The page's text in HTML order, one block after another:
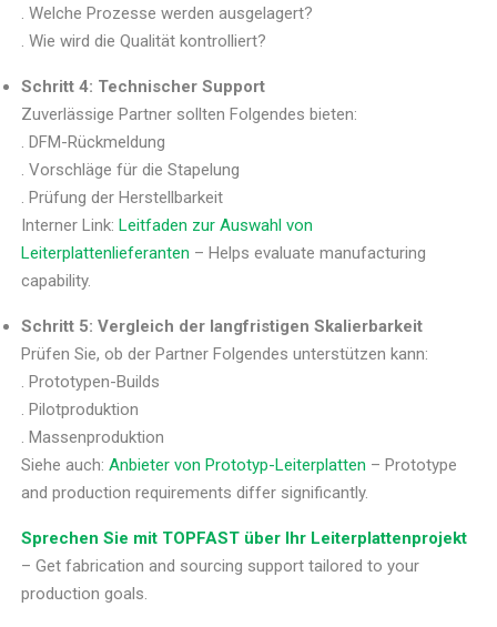
. Welche Prozesse werden ausgelagert?
. Wie wird die Qualität kontrolliert?
Schritt 4: Technischer Support
Zuverlässige Partner sollten Folgendes bieten:
. DFM-Rückmeldung
. Vorschläge für die Stapelung
. Prüfung der Herstellbarkeit
Interner Link:Leitfaden zur Auswahl von
Leiterplattenlieferanten – Helps evaluate manufacturing
capability.
Schritt 5: Vergleich der langfristigen Skalierbarkeit
Prüfen Sie, ob der Partner Folgendes unterstützen kann:
. Prototypen-Builds
. Pilotproduktion
. Massenproduktion
Siehe auch:Anbieter von Prototyp-Leiterplatten – Prototype
and production requirements differ significantly.
Sprechen Sie mit TOPFAST über Ihr Leiterplattenprojekt
– Get fabrication and sourcing support tailored to your
production goals.